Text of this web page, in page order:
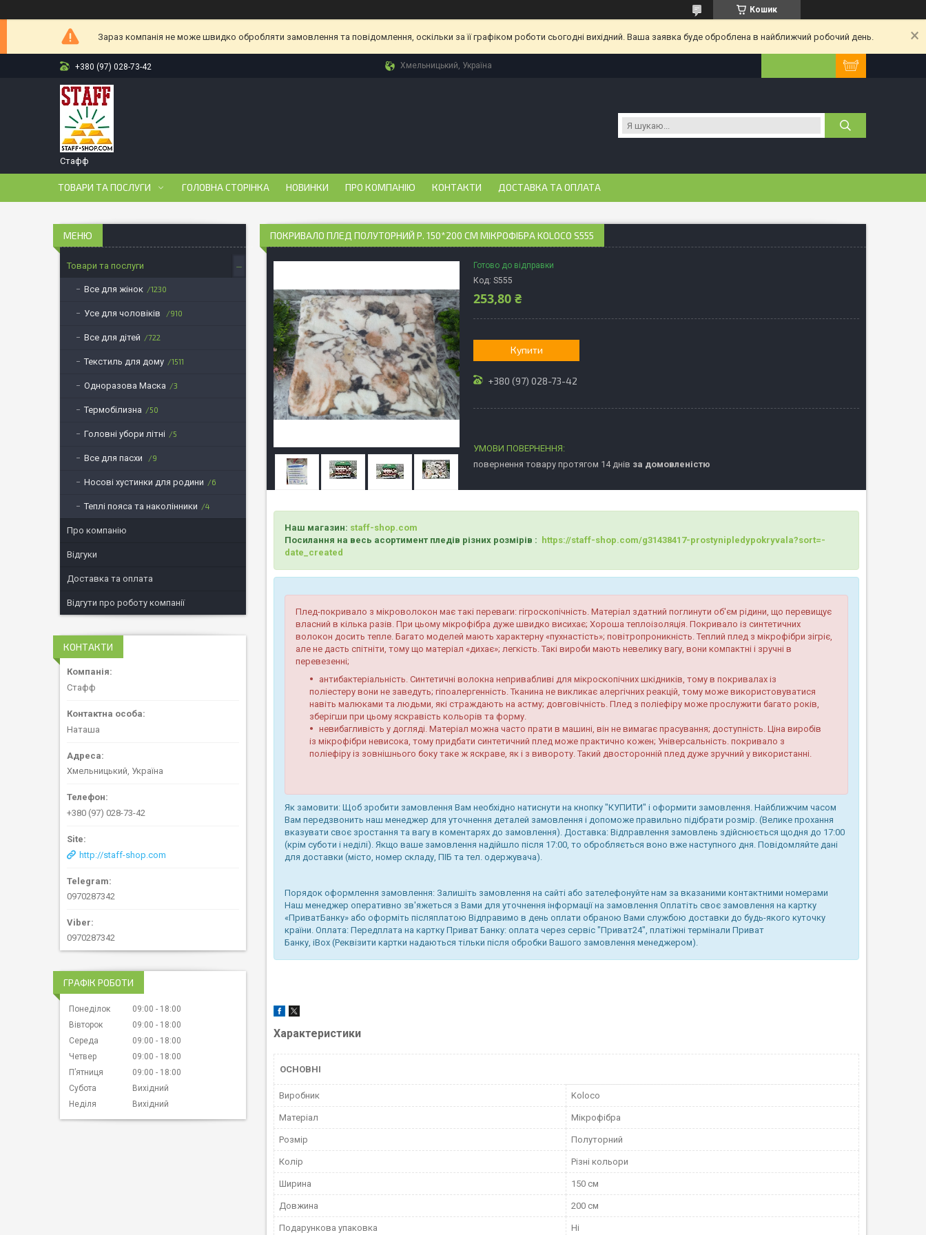
Кошик
Зараз компанія не може швидко обробляти замовлення та повідомлення, оскільки за її графіком роботи сьогодні вихідний. Ваша заявка буде оброблена в найближчий робочий день.
+380 (97) 028-73-42 Хмельницький, Україна
Стафф
ТОВАРИ ТА ПОСЛУГИ ГОЛОВНА СТОРІНКА НОВИНКИ ПРО КОМПАНІЮ КОНТАКТИ ДОСТАВКА ТА ОПЛАТА
ПОКРИВАЛО ПЛЕД ПОЛУТОРНИЙ Р. 150*200 СМ МІКРОФІБРА KOLOCO S555
Готово до відправки
Код: S555
253,80 ₴
Купити
+380 (97) 028-73-42
повернення товару протягом 14 днів за домовленістю
Наш магазин: staff-shop.com
Посилання на весь асортимент пледів різних розмірів : https://staff-shop.com/g31438417-prostynipledypokryvala?sort=-
date_created
Плед-покривало з мікроволокон має такі переваги: гігроскопічність. Матеріал здатний поглинути об'єм рідини, що перевищує
власний в кілька разів. При цьому мікрофібра дуже швидко висихає; Хороша теплоізоляція. Покривало із синтетичних
волокон досить тепле. Багато моделей мають характерну «пухнастість»; повітропроникність. Теплий плед з мікрофібри зігріє,
але не дасть спітніти, тому що матеріал «дихає»; легкість. Такі вироби мають невелику вагу, вони компактні і зручні в
перевезенні;
антибактеріальність. Синтетичні волокна непривабливі для мікроскопічних шкідників, тому в покривалах із
поліестеру вони не заведуть; гіпоалергенність. Тканина не викликає алергічних реакцій, тому може використовуватися
навіть малюками та людьми, які страждають на астму; довговічність. Плед з поліефіру може прослужити багато років,
зберігши при цьому яскравість кольорів та форму.
невибагливість у догляді. Матеріал можна часто прати в машині, він не вимагає прасування; доступність. Ціна виробів
із мікрофібри невисока, тому придбати синтетичний плед може практично кожен; Універсальність. покривало з
поліефіру із зовнішнього боку таке ж яскраве, як і з вивороту. Такий двосторонній плед дуже зручний у використанні.
Як замовити: Щоб зробити замовлення Вам необхідно натиснути на кнопку "КУПИТИ" і оформити замовлення. Найближчим часом
Вам передзвонить наш менеджер для уточнення деталей замовлення і допоможе правильно підібрати розмір. (Велике прохання
вказувати своє зростання та вагу в коментарях до замовлення). Доставка: Відправлення замовлень здійснюється щодня до 17:00
(крім суботи і неділі). Якщо ваше замовлення надійшло після 17:00, то обробляється воно вже наступного дня. Повідомляйте дані
для доставки (місто, номер складу, ПІБ та тел. одержувача).
Порядок оформлення замовлення: Залишіть замовлення на сайті або зателефонуйте нам за вказаними контактними номерами
Наш менеджер оперативно зв'яжеться з Вами для уточнення інформації на замовлення Оплатіть своє замовлення на картку
«ПриватБанку» або оформіть післяплатою Відправимо в день оплати обраною Вами службою доставки до будь-якого куточку
країни. Оплата: Передплата на картку Приват Банку: оплата через сервіс "Приват24", платіжні термінали Приват
Банку, iBox (Реквізити картки надаються тільки після обробки Вашого замовлення менеджером).
Характеристики
ОСНОВНІ
Виробник Koloco
Матеріал Мікрофібра
Розмір Полуторний
Колір Різні кольори
Ширина 150 см
Довжина 200 см
Подарункова упаковка Ні
Товари та послуги
Все для жінок 1230
Усе для чоловіків 910
Все для дітей 722
Текстиль для дому 1511
Одноразова Маска 3
Термобілизна 50
Головні убори літні 5
Все для пасхи 9
Носові хустинки для родини 6
Теплі пояса та наколінники 4
Про компанію
Відгуки
Доставка та оплата
Відгути про роботу компанії
КОНТАКТИ
Стафф
Наташа
Хмельницький, Україна
+380 (97) 028-73-42
http://staff-shop.com
0970287342
0970287342
ГРАФІК РОБОТИ
Понеділок 09:00
18:00
Вівторок
09:00
18:00
Середа
09:00
18:00
Четвер
09:00
18:00
Пʼятниця
09:00
18:00
Субота
Вихідний
Неділя
Вихідний